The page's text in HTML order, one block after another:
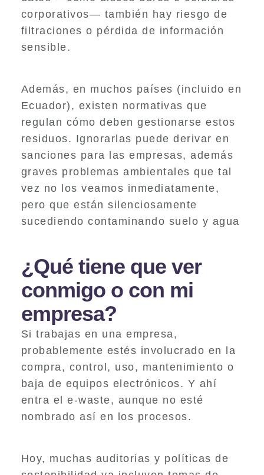
corporativos— también hay riesgo de
filtraciones o pérdida de información
sensible.
Además, en muchos países (incluido en
Ecuador), existen normativas que
regulan cómo deben gestionarse estos
residuos. Ignorarlas puede derivar en
sanciones para las empresas, además
graves problemas ambientales que tal
vez no los veamos inmediatamente,
pero que están silenciosamente
sucediendo contaminando suelo y agua
¿Qué tiene que ver
conmigo o con mi
empresa?
Si trabajas en una empresa,
probablemente estés involucrado en la
compra, control, uso, mantenimiento o
baja de equipos electrónicos. Y ahí
entra el e-waste, aunque no esté
nombrado así en los procesos.
Hoy, muchas auditorias y políticas de